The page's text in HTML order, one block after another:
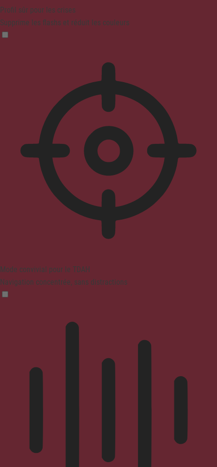
Profil sûr pour les crises
Supprime les flashs et réduit les couleurs
Mode convivial pour le TDAH
Navigation concentrée, sans distractions